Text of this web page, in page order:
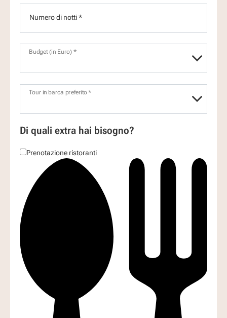
Numero di notti *
Budget (in Euro) *
Tour in barca preferito *
Prenotazione ristoranti
Di quali extra hai bisogno?